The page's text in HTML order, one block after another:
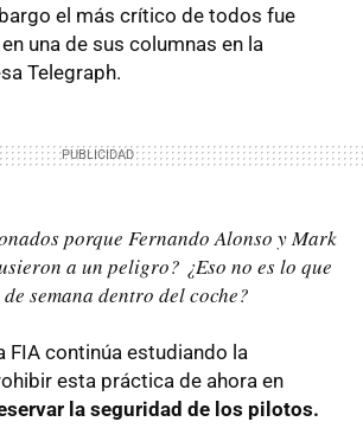
el más crítico de todos fue
una de sus columnas en la
Telegraph.
porque Fernando Alonso y Mark
a un peligro? ¿Eso no es lo que
semana dentro del coche?
FIA continúa estudiando la
esta práctica de ahora en
la seguridad de los pilotos.